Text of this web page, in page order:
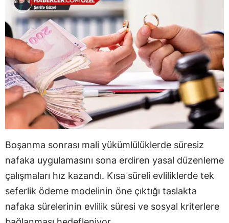
Boşanma sonrası mali yükümlülüklerde süresiz
nafaka uygulamasını sona erdiren yasal düzenleme
çalışmaları hız kazandı. Kısa süreli evliliklerde tek
seferlik ödeme modelinin öne çıktığı taslakta
nafaka sürelerinin evlilik süresi ve sosyal kriterlere